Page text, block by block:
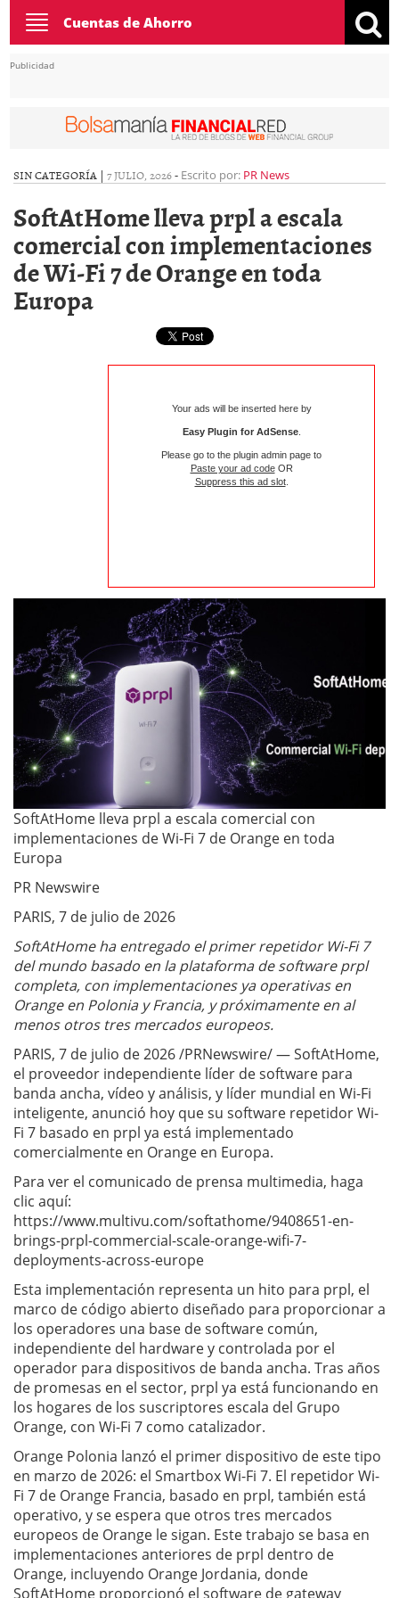
Toggle
navigation
Cuentas de Ahorro
Publicidad
SIN CATEGORÍA | 7 JULIO, 2026- Escrito por: PR News
SoftAtHome lleva prpl a escala
comercial con implementaciones
de Wi-Fi 7 de Orange en toda
Europa
Your ads will be inserted here by
Easy Plugin for AdSense.
Please go to the plugin admin page to
Paste your ad codeOR
Suppress this ad slot.
SoftAtHome lleva prpl a escala comercial con
implementaciones de Wi-Fi 7 de Orange en toda
Europa
PR Newswire
PARIS, 7 de julio de 2026
SoftAtHome ha entregado el primer repetidor Wi-Fi 7
del mundo basado en la plataforma de software prpl
completa, con implementaciones ya operativas en
Orange en Polonia y Francia, y próximamente en al
menos otros tres mercados europeos.
PARIS, 7 de julio de 2026 /PRNewswire/ — SoftAtHome,
el proveedor independiente líder de software para
banda ancha, vídeo y análisis, y líder mundial en Wi-Fi
inteligente, anunció hoy que su software repetidor Wi-
Fi 7 basado en prpl ya está implementado
comercialmente en Orange en Europa.
Para ver el comunicado de prensa multimedia, haga
clic aquí:
https://www.multivu.com/softathome/9408651-en-
brings-prpl-commercial-scale-orange-wifi-7-
deployments-across-europe
Esta implementación representa un hito para prpl, el
marco de código abierto diseñado para proporcionar a
los operadores una base de software común,
independiente del hardware y controlada por el
operador para dispositivos de banda ancha. Tras años
de promesas en el sector, prpl ya está funcionando en
los hogares de los suscriptores escala del Grupo
Orange, con Wi-Fi 7 como catalizador.
Orange Polonia lanzó el primer dispositivo de este tipo
en marzo de 2026: el Smartbox Wi-Fi 7. El repetidor Wi-
Fi 7 de Orange Francia, basado en prpl, también está
operativo, y se espera que otros tres mercados
europeos de Orange le sigan. Este trabajo se basa en
implementaciones anteriores de prpl dentro de
Orange, incluyendo Orange Jordania, donde
SoftAtHome proporcionó el software de gateway